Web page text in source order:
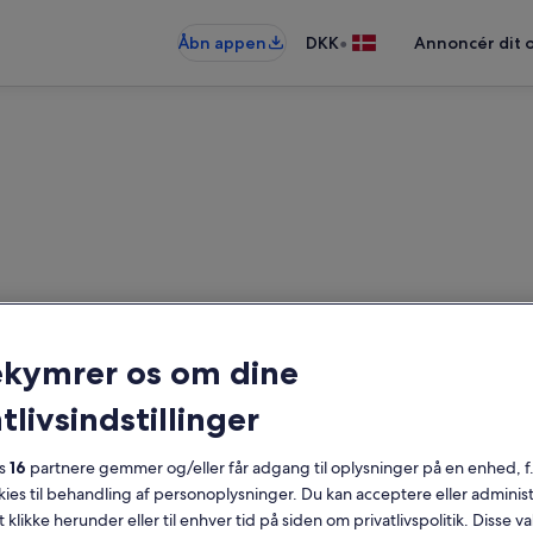
Åbn appen
DKK• Annoncér dit
nær Playa Ciudad
— angiv dine datoer for at
Datoer
os om dine
16 partnere gemmer og/eller får adgang til oplysninger på en enhed,
til behandling af personoplysninger. Du kan acceptere eller
klikke herunder eller til enhver tid på siden om privatlivspolitik. Disse